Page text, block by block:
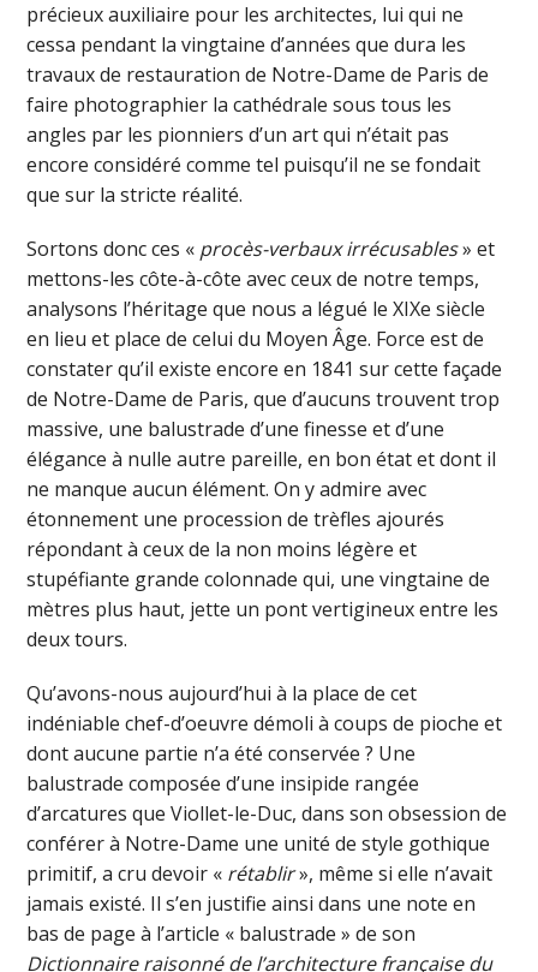
précieux auxiliaire pour les architectes, lui qui ne
cessa pendant la vingtaine d’années que dura les
travaux de restauration de Notre-Dame de Paris de
faire photographier la cathédrale sous tous les
angles par les pionniers d’un art qui n’était pas
encore considéré comme tel puisqu’il ne se fondait
que sur la stricte réalité.
Sortons donc ces « procès-verbaux irrécusables» et
mettons-les côte-à-côte avec ceux de notre temps,
analysons l’héritage que nous a légué le XIXe siècle
en lieu et place de celui du Moyen Âge. Force est de
constater qu’il existe encore en 1841 sur cette façade
de Notre-Dame de Paris, que d’aucuns trouvent trop
massive, une balustrade d’une finesse et d’une
élégance à nulle autre pareille, en bon état et dont il
ne manque aucun élément. On y admire avec
étonnement une procession de trèfles ajourés
répondant à ceux de la non moins légère et
stupéfiante grande colonnade qui, une vingtaine de
mètres plus haut, jette un pont vertigineux entre les
deux tours.
Qu’avons-nous aujourd’hui à la place de cet
indéniable chef-d’oeuvre démoli à coups de pioche et
dont aucune partie n’a été conservée ? Une
balustrade composée d’une insipide rangée
d’arcatures que Viollet-le-Duc, dans son obsession de
conférer à Notre-Dame une unité de style gothique
primitif, a cru devoir « rétablir», même si elle n’avait
jamais existé. Il s’en justifie ainsi dans une note en
bas de page à l’article « balustrade » de son
Dictionnaire raisonné de l’architecture française du